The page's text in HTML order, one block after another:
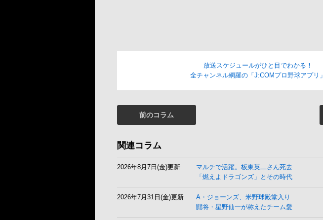
放送スケジュールがひと目でわかる！
全チャンネル網羅の「J:COMプロ野球アプリ」
前のコラム
関連コラム
2026年8月7日(金)更新
マルチで活躍。板東英二さん死去
「燃えよドラゴンズ」とその時代
2026年7月31日(金)更新
A・ジョーンズ、米野球殿堂入り
闘将・星野仙一が称えたチーム愛